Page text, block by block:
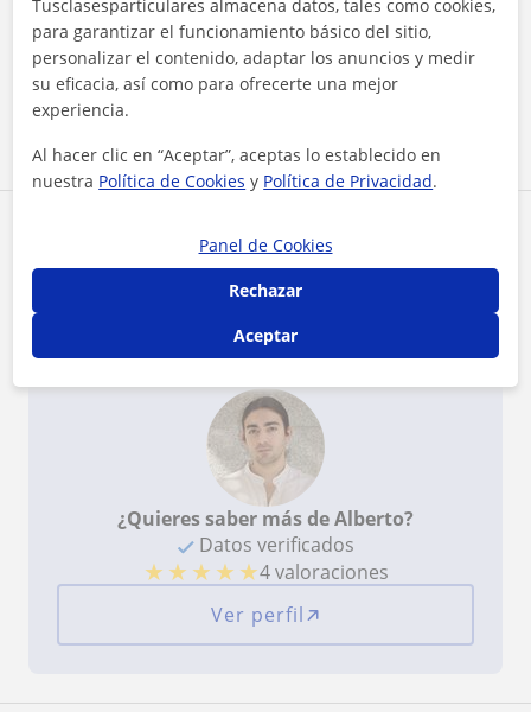
carrera, pero después de las clases de Alberto la
saqué con muy buena nota. Trabajamos en
especial Maya y Z-Brush. Alberto me contagió
tanto su amor por la materia que hoy en día
Ver más
Ver todas las valoraciones
Reconocimientos
Profesor verificado
¿Quieres saber más de Alberto?
Datos verificados
★ ★ ★ ★ ★4 valoraciones
Ver perfil
Tusclasesparticulares almacena datos, tales como cookies,
para garantizar el funcionamiento básico del sitio,
personalizar el contenido, adaptar los anuncios y medir
su eficacia, así como para ofrecerte una mejor
experiencia.
Al hacer clic en “Aceptar”, aceptas lo establecido en
nuestra Política de Cookies y Política de Privacidad.
Panel de Cookies
Rechazar
Aceptar